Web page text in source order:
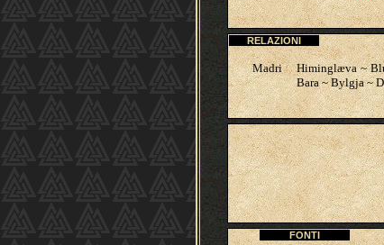
RELAZIONI
Madri Himinglæva ~
Bara ~ Bylgja ~
FONTI